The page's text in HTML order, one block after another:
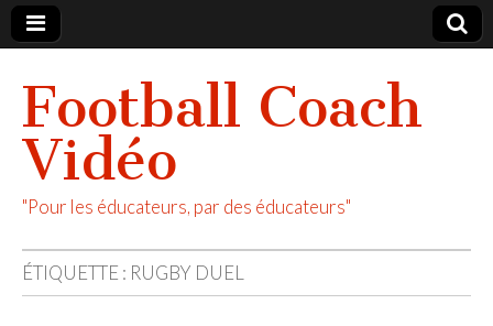
Football Coach
Vidéo
"Pour les éducateurs, par des éducateurs"
ÉTIQUETTE : RUGBY DUEL